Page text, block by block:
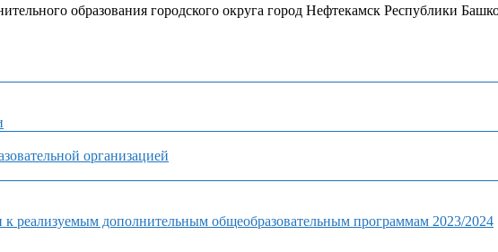
образования городского округа город Нефтекамск Республики
организацией
реализуемым дополнительным общеобразовательным программам 2023/2024